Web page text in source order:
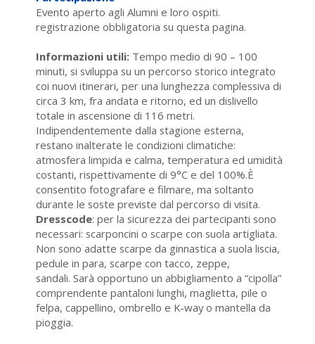
Evento aperto agli Alumni e loro ospiti.
registrazione obbligatoria su questa pagina.
Informazioni utili: Tempo medio di 90 – 100
minuti, si sviluppa su un percorso storico integrato
coi nuovi itinerari, per una lunghezza complessiva di
circa 3 km, fra andata e ritorno, ed un dislivello
totale in ascensione di 116 metri.
Indipendentemente dalla stagione esterna,
restano inalterate le condizioni climatiche:
atmosfera limpida e calma, temperatura ed umidità
costanti, rispettivamente di 9°C e del 100%.È
consentito fotografare e filmare, ma soltanto
durante le soste previste dal percorso di visita.
Dresscode: per la sicurezza dei partecipanti sono
necessari: scarponcini o scarpe con suola artigliata.
Non sono adatte scarpe da ginnastica a suola liscia,
pedule in para, scarpe con tacco, zeppe,
sandali. Sarà opportuno un abbigliamento a “cipolla”
comprendente pantaloni lunghi, maglietta, pile o
felpa, cappellino, ombrello e K-way o mantella da
pioggia.